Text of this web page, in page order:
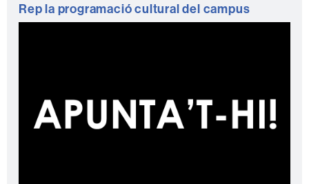
Rep la programació cultural del campus